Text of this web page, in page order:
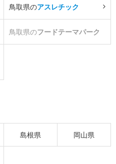
鳥取県のアスレチック
鳥取県のフードテーマパーク
島根県 岡山県